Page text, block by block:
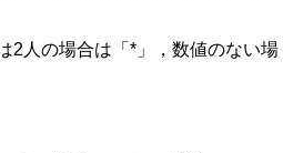
2人の場合は「*」，数値のない場